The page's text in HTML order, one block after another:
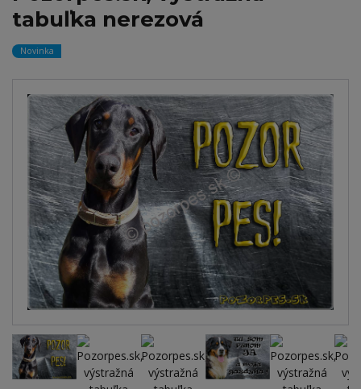
tabuľka nerezová
Novinka